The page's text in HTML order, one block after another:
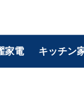
家電 キッチン